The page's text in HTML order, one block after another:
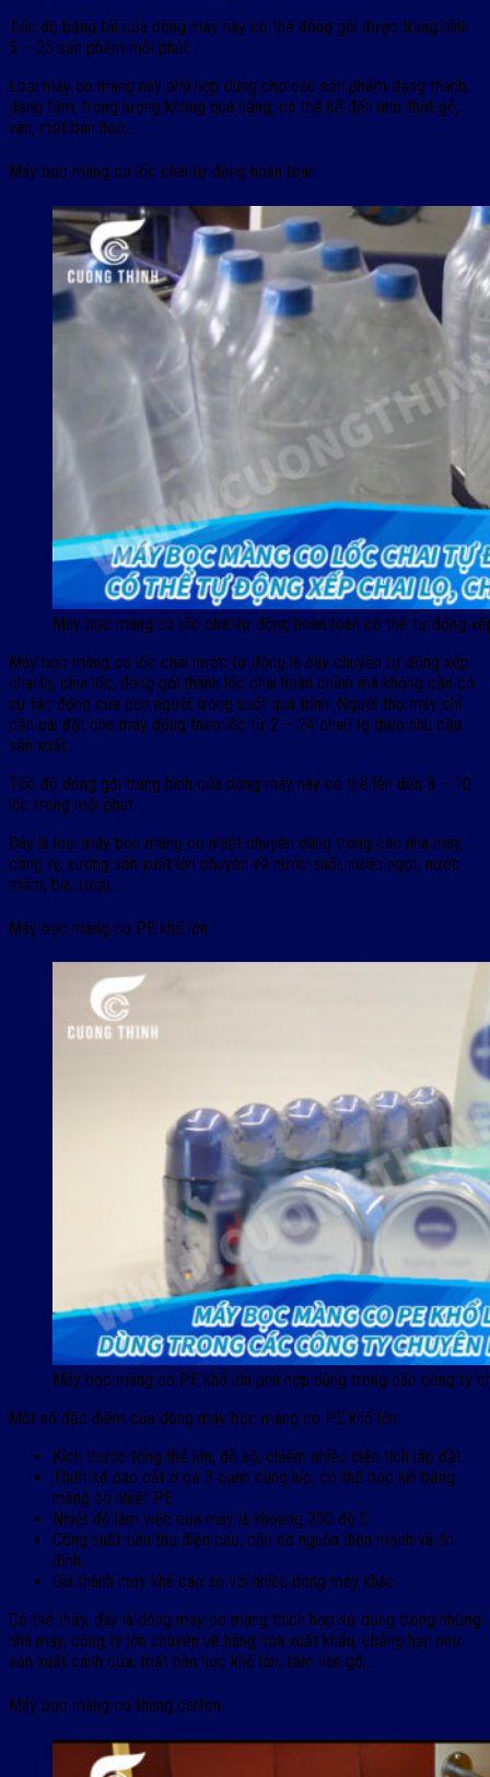
Tốc độ băng tải của dòng máy này có thể đóng gói được trung bình
5 – 25 sản phẩm mỗi phút.
Loại máy co màng này phù hợp dùng cho các sản phẩm dạng thanh,
dạng tấm, trọng lượng không quá nặng, có thể kể đến như thớt gỗ,
ván, mặt bàn học,…
Máy bọc màng co lốc chai tự động hoàn toàn
Máy bọc màng co lốc chai tự động hoàn toàn có thể tự động
Máy bọc màng co lốc chai nước tự động là dây chuyền tự động xếp
chai lọ, chia lốc, đóng gói thành lốc chai hoàn chỉnh mà không cần có
sự tác động của con người trong suốt quá trình. Người thợ máy chỉ
cần cài đặt cho máy đóng theo lốc từ 2 – 24 chai/ lọ theo nhu cầu
sản xuất.
Tốc độ đóng gói trung bình của dòng máy này có thể lên đến 8 – 10
lốc trong mỗi phút.
Đây là loại máy bọc màng co nhiệt chuyên dùng trong các nhà máy,
công ty, xưởng sản xuất lớn chuyên về nước suối, nước ngọt, nước
mắm, bia, rượu,…
Máy bọc màng co PE khổ lớn
Máy bọc màng co PE khổ lớn phù hợp dùng trong các công ty
Một số đặc điểm của dòng máy bọc màng co PE khổ lớn:
Kích thước tổng thể lớn, đồ sộ, chiếm nhiều diện tích lắp đặt.
Thiết kế dao cắt ở cả 3 cạnh cùng lúc, có thể bọc kín bằng
màng co nhiệt PE.
Nhiệt độ làm việc của máy là khoảng 200 độ C.
Công suất tiêu thụ điện cao, cần có nguồn điện mạnh và ổn
định.
Giá thành máy khá cao so với nhiều dòng máy khác.
Có thể thấy, đây là dòng máy co màng thích hợp sử dụng trong những
nhà máy, công ty lớn chuyên về hàng hóa xuất khẩu, chẳng hạn như
sản xuất cánh cửa, mặt bàn học khổ lớn, tấm ván gỗ,…
Máy bọc màng co thùng carton